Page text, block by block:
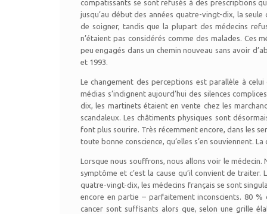
compatissants se sont refusés à des prescriptions
jusqu’au début des années quatre-vingt-dix, la
de soigner, tandis que la plupart des médecins
n’étaient pas considérés comme des malades. Ces
peu engagés dans un chemin nouveau sans avoir
et 1993.
Le changement des perceptions est parallèle à
médias s’indignent aujourd’hui des silences
dix, les martinets étaient en vente chez les
scandaleux. Les châtiments physiques sont
font plus sourire. Très récemment encore, dans les
toute bonne conscience, qu’elles s’en souviennent.
Lorsque nous souffrons, nous allons voir le médecin.
symptôme et c’est la cause qu’il convient de
quatre-vingt-dix, les médecins français se sont
encore en partie – parfaitement inconscients. 80
cancer sont suffisants alors que, selon une grille